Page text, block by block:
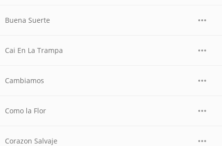
Buena Suerte
Cai En La Trampa
Cambiamos
Como la Flor
Corazon Salvaje